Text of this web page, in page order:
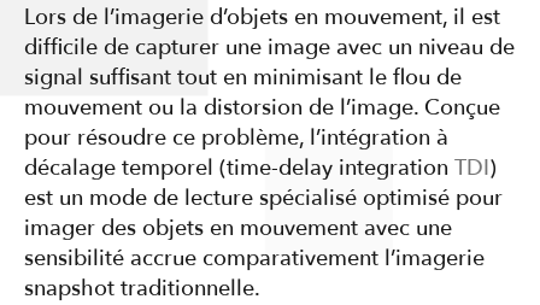
Lors de l’imagerie d’objets en mouvement, il est
difficile de capturer une image avec un niveau de
signal suffisant tout en minimisant le flou de
mouvement ou la distorsion de l’image. Conçue
pour résoudre ce problème, l’intégration à
décalage temporel (time-delay integration TDI)
est un mode de lecture spécialisé optimisé pour
imager des objets en mouvement avec une
sensibilité accrue comparativement l’imagerie
snapshot traditionnelle.